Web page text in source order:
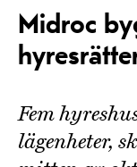
Midroc
Fem
lägenheter,